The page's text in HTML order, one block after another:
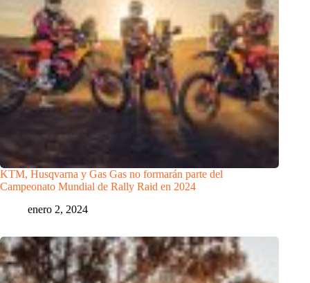
KTM, Husqvarna y Gas Gas no formarán parte del
Campeonato Mundial de Rally Raid en 2024
enero 2, 2024